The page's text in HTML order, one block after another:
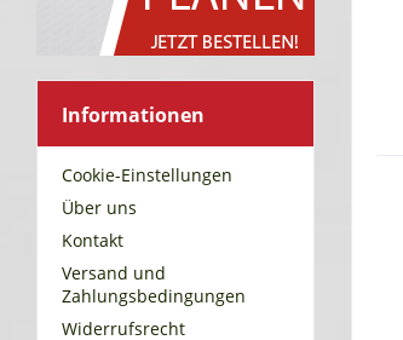
Informationen
Cookie-Einstellungen
Über uns
Kontakt
Versand und
Zahlungsbedingungen
Widerrufsrecht